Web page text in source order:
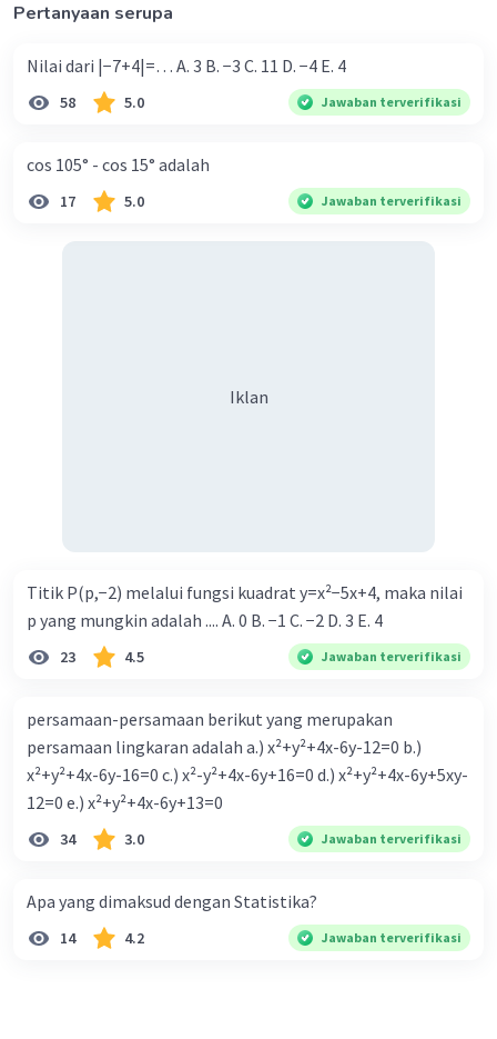
Pertanyaan serupa
Nilai dari |−7+4|=… A. 3 B. −3 C. 11 D. −4 E. 4
58 5.0 Jawaban terverifikasi
cos 105° - cos 15° adalah
17 5.0 Jawaban terverifikasi
Iklan
Titik P(p,−2) melalui fungsi kuadrat y=x²−5x+4, maka nilai
p yang mungkin adalah .... A. 0 B. −1 C. −2 D. 3 E. 4
23 4.5 Jawaban terverifikasi
persamaan-persamaan berikut yang merupakan
persamaan lingkaran adalah a.) x²+y²+4x-6y-12=0 b.)
x²+y²+4x-6y-16=0 c.) x²-y²+4x-6y+16=0 d.) x²+y²+4x-6y+5xy-
12=0 e.) x²+y²+4x-6y+13=0
34 3.0 Jawaban terverifikasi
Apa yang dimaksud dengan Statistika?
14 4.2 Jawaban terverifikasi